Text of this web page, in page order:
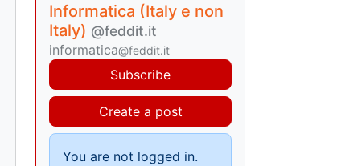
Informatica (Italy e non
Italy) @feddit.it
informatica@feddit.it
Subscribe
Create a post
You are not logged in.